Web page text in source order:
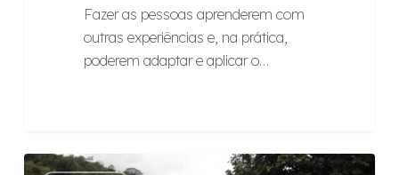
Fazer as pessoas aprenderem com
outras experiências e, na prática,
poderem adaptar e aplicar o…
Podemos